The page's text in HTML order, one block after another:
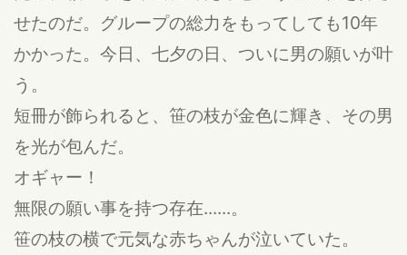
せたのだ。グループの総力をもってしても10年
かかった。今日、七夕の日、ついに男の願いが叶
う。
短冊が飾られると、笹の枝が金色に輝き、その男
を光が包んだ。
オギャー！
無限の願い事を持つ存在......。
笹の枝の横で元気な赤ちゃんが泣いていた。